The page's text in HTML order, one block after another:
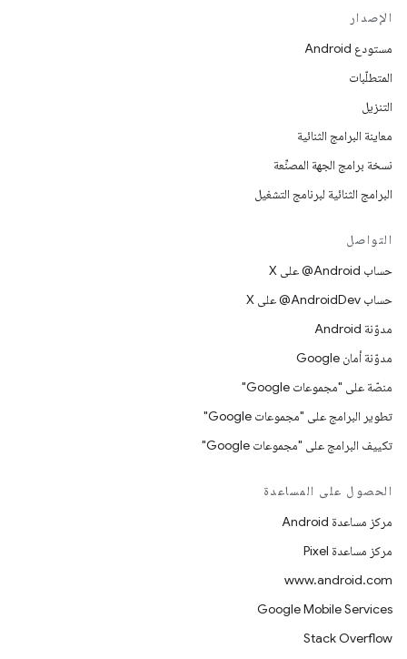
الإصدار
مستودع Android
المتطلّبات
التنزيل
معاينة البرامج الثنائية
نسخة برامج الجهة المصنِّعة
البرامج الثنائية لبرنامج التشغيل
التواصل
حساب ‎@Android على X
حساب ‎@AndroidDev على X
مدوّنة Android
مدوّنة أمان Google
منصّة على "مجموعات Google"
تطوير البرامج على "مجموعات Google"
تكييف البرامج على "مجموعات Google"
الحصول على المساعدة
مركز مساعدة Android
مركز مساعدة Pixel
www.android.com
Google Mobile Services
Stack Overflow